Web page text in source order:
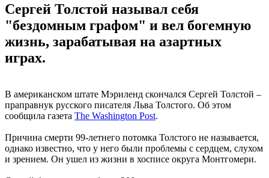
Сергей Толстой называл себя
"бездомным графом" и вел богемную
жизнь, зарабатывая на азартных
играх.
В американском штате Мэриленд скончался Сергей Толстой –
праправнук русского писателя Льва Толстого. Об этом
сообщила газета The Washington Post.
Причина смерти 99-летнего потомка Толстого не называется,
однако известно, что у него были проблемы с сердцем, слухом
и зрением. Он ушел из жизни в хосписе округа Монтгомери.